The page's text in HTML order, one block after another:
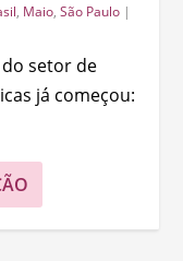
, Maio,São Paulo |
setor de
já começou: